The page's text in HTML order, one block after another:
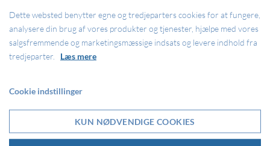
databeskyttelseslovgivning. Du kan få adgang til
elementet ved at acceptere cookies for elementet.
Dette websted benytter egne og tredjeparters cookies for at fungere,
analysere din brug af vores produkter og tjenester, hjælpe med vores
salgsfremmende og marketingsmæssige indsats og levere indhold fra
tredjeparter. Læs mere
Cookie indstillinger
KUN NØDVENDIGE COOKIES